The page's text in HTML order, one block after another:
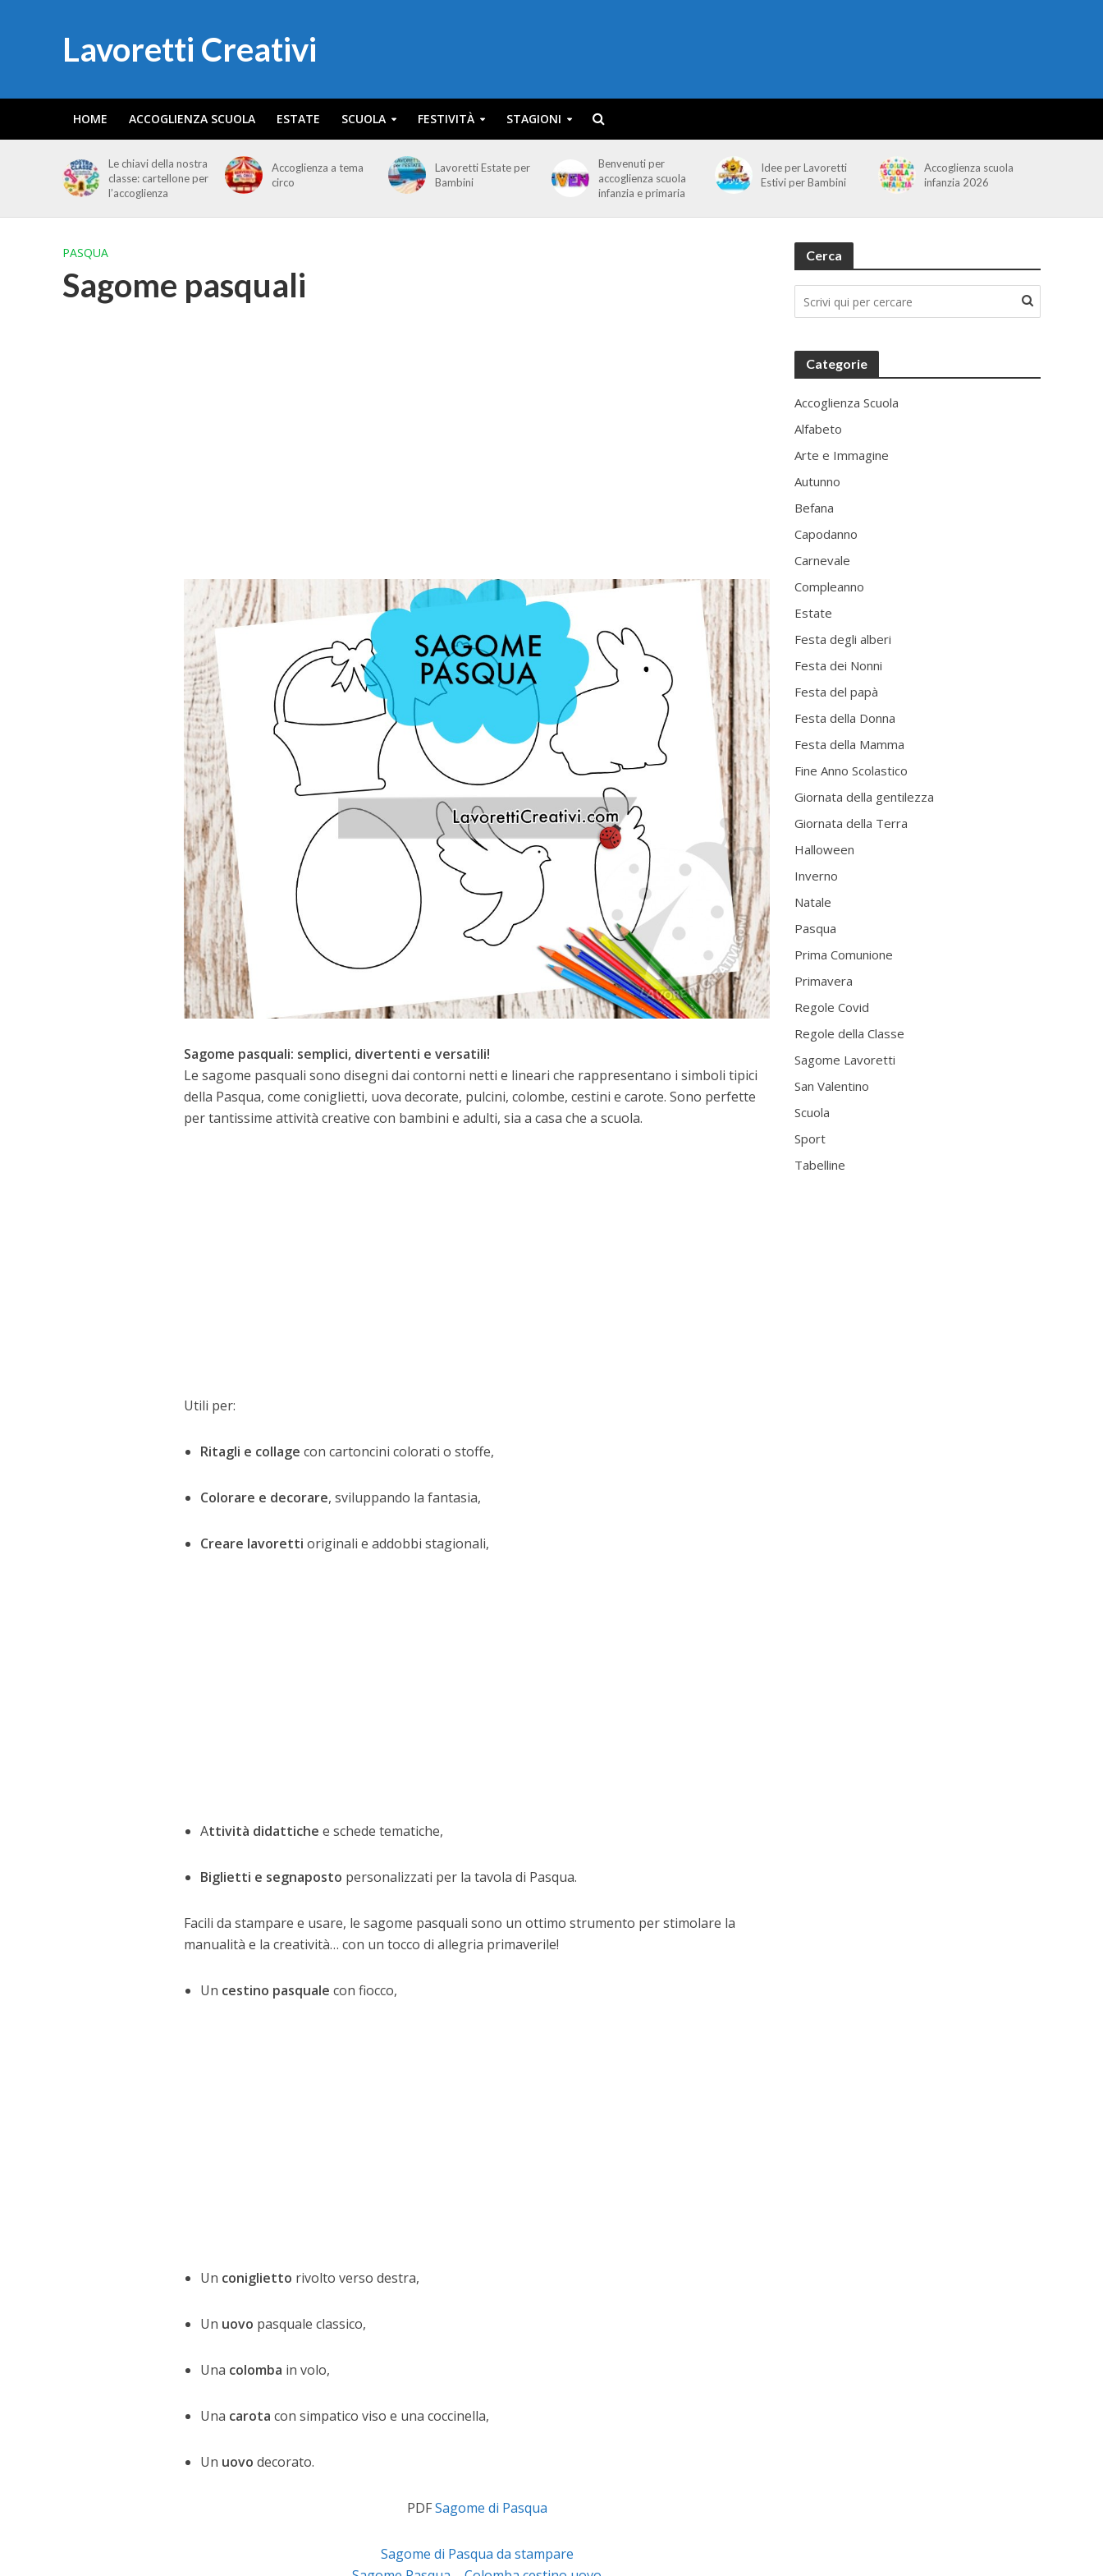
Lavoretti Creativi
HOME ACCOGLIENZA SCUOLA ESTATE SCUOLA FESTIVITÀ STAGIONI
Le chiavi della nostra
classe: cartellone per
l’accoglienza
Accoglienza a tema
circo
Lavoretti Estate per
Bambini
Benvenuti per
accoglienza scuola
infanzia e primaria
Idee per Lavoretti
Estivi per Bambini
Accoglienza scuola
infanzia 2026
PASQUA
Sagome pasquali
Sagome pasquali: semplici, divertenti e versatili!
Le sagome pasquali sono disegni dai contorni netti e lineari che rappresentano i simboli tipici
della Pasqua, come coniglietti, uova decorate, pulcini, colombe, cestini e carote. Sono perfette
per tantissime attività creative con bambini e adulti, sia a casa che a scuola.
Utili per:
Ritagli e collage con cartoncini colorati o stoffe,
Colorare e decorare, sviluppando la fantasia,
Creare lavoretti originali e addobbi stagionali,
Attività didattiche e schede tematiche,
Biglietti e segnaposto personalizzati per la tavola di Pasqua.
Facili da stampare e usare, le sagome pasquali sono un ottimo strumento per stimolare la
manualità e la creatività… con un tocco di allegria primaverile!
Un cestino pasquale con fiocco,
Un coniglietto rivolto verso destra,
Un uovo pasquale classico,
Una colomba in volo,
Una carota con simpatico viso e una coccinella,
Un uovo decorato.
PDFSagome di Pasqua
Sagome di Pasqua da stampare
Cerca
Categorie
Accoglienza Scuola
Alfabeto
Arte e Immagine
Autunno
Befana
Capodanno
Carnevale
Compleanno
Estate
Festa degli alberi
Festa dei Nonni
Festa del papà
Festa della Donna
Festa della Mamma
Fine Anno Scolastico
Giornata della gentilezza
Giornata della Terra
Halloween
Inverno
Natale
Pasqua
Prima Comunione
Primavera
Regole Covid
Regole della Classe
Sagome Lavoretti
San Valentino
Scuola
Sport
Tabelline